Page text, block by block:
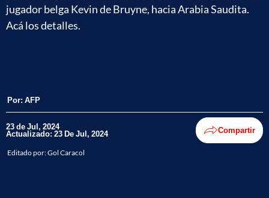
jugador belga Kevin de Bruyne, hacia Arabia Saudita.
Acá los detalles.
Por: AFP
23 de Jul, 2024
Actualizado: 23 De Jul, 2024 Compartir
Editado por:Gol Caracol